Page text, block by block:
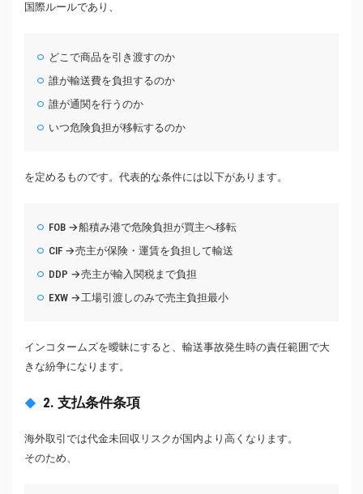
国際ルールであり、
どこで商品を引き渡すのか
誰が輸送費を負担するのか
誰が通関を行うのか
いつ危険負担が移転するのか
を定めるものです。代表的な条件には以下があります。
FOB →船積み港で危険負担が買主へ移転
CIF →売主が保険・運賃を負担して輸送
DDP →売主が輸入関税まで負担
EXW →工場引渡しのみで売主負担最小
インコタームズを曖昧にすると、輸送事故発生時の責任範囲で大
きな紛争になります。
2. 支払条件条項
海外取引では代金未回収リスクが国内より高くなります。
そのため、